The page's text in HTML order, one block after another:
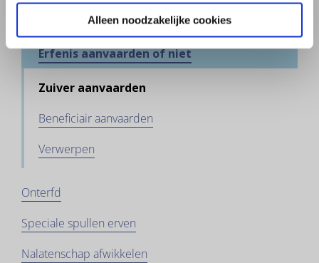
Alleen noodzakelijke cookies
Wie is erfgenaam
Erfenis aanvaarden of niet
Zuiver aanvaarden
Beneficiair aanvaarden
Verwerpen
Onterfd
Speciale spullen erven
Nalatenschap afwikkelen